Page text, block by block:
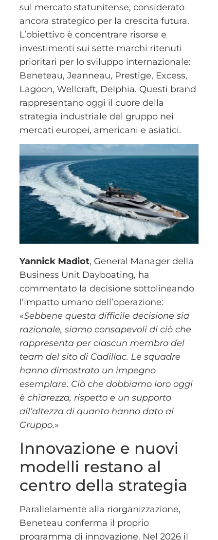
sul mercato statunitense, considerato
ancora strategico per la crescita futura.
L’obiettivo è concentrare risorse e
investimenti sui sette marchi ritenuti
prioritari per lo sviluppo internazionale:
Beneteau, Jeanneau, Prestige, Excess,
Lagoon, Wellcraft, Delphia. Questi brand
rappresentano oggi il cuore della
strategia industriale del gruppo nei
mercati europei, americani e asiatici.
Yannick Madiot, General Manager della
Business Unit Dayboating, ha
commentato la decisione sottolineando
l’impatto umano dell’operazione:
«Sebbene questa difficile decisione sia
razionale, siamo consapevoli di ciò che
rappresenta per ciascun membro del
team del sito di Cadillac. Le squadre
hanno dimostrato un impegno
esemplare. Ciò che dobbiamo loro oggi
è chiarezza, rispetto e un supporto
all’altezza di quanto hanno dato al
Gruppo.»
Innovazione e nuovi
modelli restano al
centro della strategia
Parallelamente alla riorganizzazione,
Beneteau conferma il proprio
programma di innovazione. Nel 2026 il